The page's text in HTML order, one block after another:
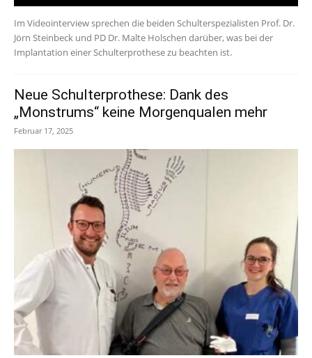
Im Videointerview sprechen die beiden Schulterspezialisten Prof. Dr.
Jörn Steinbeck und PD Dr. Malte Holschen darüber, was bei der
Implantation einer Schulterprothese zu beachten ist.
Neue Schulterprothese: Dank des
„Monstrums“ keine Morgenqualen mehr
Februar 17, 2025